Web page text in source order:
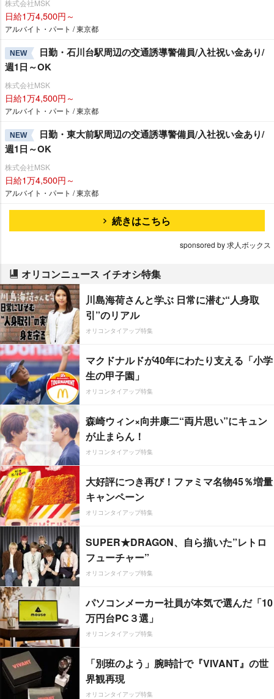
株式会社MSK
日給1万4,500円～
アルバイト・パート / 東京都
NEW
日勤・石川台駅周辺の交通誘導警備員/入社祝い金あり/
週1日～OK
株式会社MSK
日給1万4,500円～
アルバイト・パート / 東京都
NEW
日勤・東大前駅周辺の交通誘導警備員/入社祝い金あり/
週1日～OK
株式会社MSK
日給1万4,500円～
アルバイト・パート / 東京都
続きはこちら
sponsored by 求人ボックス
オリコンニュース イチオシ特集
川島海荷さんと学ぶ 日常に潜む“人身取
引”のリアル
オリコンタイアップ特集
マクドナルドが40年にわたり支える「小学
生の甲子園」
オリコンタイアップ特集
森崎ウィン×向井康二“両片思い”にキュン
が止まらん！
オリコンタイアップ特集
大好評につき再び！ファミマ名物45％増量
キャンペーン
オリコンタイアップ特集
SUPER★DRAGON、自ら描いた”レトロ
フューチャー”
オリコンタイアップ特集
パソコンメーカー社員が本気で選んだ「10
万円台PC３選」
オリコンタイアップ特集
「別班のよう」腕時計で『VIVANT』の世
界観再現
オリコンタイアップ特集